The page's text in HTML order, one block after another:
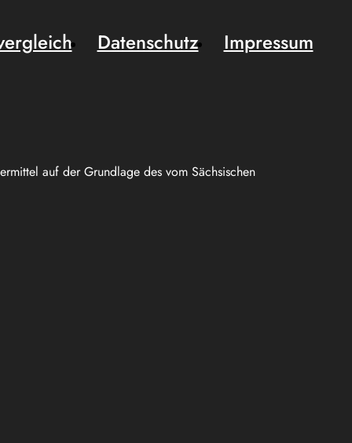
auf der Grundlage des vom Sächsischen
Datenschutz
Impressum